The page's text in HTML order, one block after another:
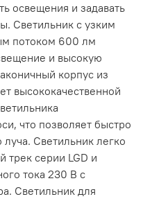
освещения и задавать
Светильник с узким
потоком 600 лм
и высокую
корпус из
высококачественной
что позволяет быстро
Светильник легко
трек серии LGD и
тока 230 В с
Светильник для